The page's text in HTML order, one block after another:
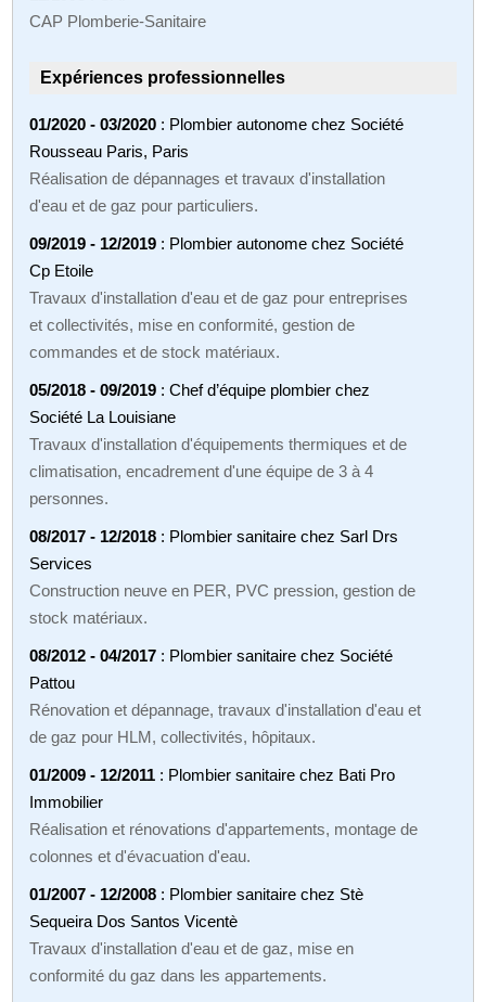
CAP Plomberie-Sanitaire
Expériences professionnelles
01/2020 - 03/2020 : Plombier autonome chez Société
Rousseau Paris, Paris
Réalisation de dépannages et travaux d'installation
d'eau et de gaz pour particuliers.
09/2019 - 12/2019 : Plombier autonome chez Société
Cp Etoile
Travaux d'installation d'eau et de gaz pour entreprises
et collectivités, mise en conformité, gestion de
commandes et de stock matériaux.
05/2018 - 09/2019 : Chef d’équipe plombier chez
Société La Louisiane
Travaux d'installation d'équipements thermiques et de
climatisation, encadrement d'une équipe de 3 à 4
personnes.
08/2017 - 12/2018 : Plombier sanitaire chez Sarl Drs
Services
Construction neuve en PER, PVC pression, gestion de
stock matériaux.
08/2012 - 04/2017 : Plombier sanitaire chez Société
Pattou
Rénovation et dépannage, travaux d'installation d'eau et
de gaz pour HLM, collectivités, hôpitaux.
01/2009 - 12/2011 : Plombier sanitaire chez Bati Pro
Immobilier
Réalisation et rénovations d'appartements, montage de
colonnes et d'évacuation d'eau.
01/2007 - 12/2008 : Plombier sanitaire chez Stè
Sequeira Dos Santos Vicentè
Travaux d'installation d'eau et de gaz, mise en
conformité du gaz dans les appartements.